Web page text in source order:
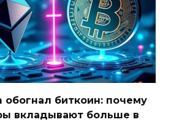
обогнал биткоин: почему
вкладывают больше в